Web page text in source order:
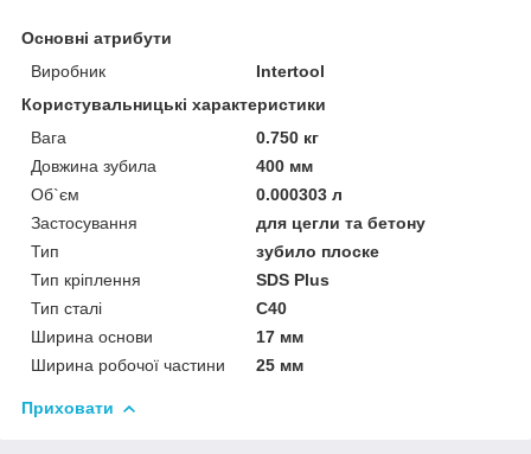
Основні атрибути
Виробник
Intertool
Користувальницькі характеристики
Вага
0.750 кг
Довжина зубила
400 мм
Об`єм
0.000303 л
Застосування
для цегли та бетону
Тип
зубило плоске
Тип кріплення
SDS Plus
Тип сталі
С40
Ширина основи
17 мм
Ширина робочої частини
25 мм
Приховати